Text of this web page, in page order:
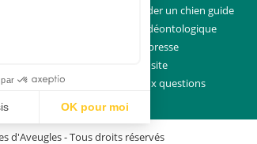
Demander un chien guide
Charte déontologique
Espace presse
Plan du site
Foire aux questions
d'Aveugles- Tous droits réservés
OK pour moi
: Personnalisez vos Options